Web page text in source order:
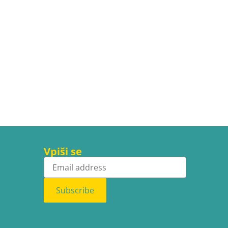
Vpiši se
Subscribe